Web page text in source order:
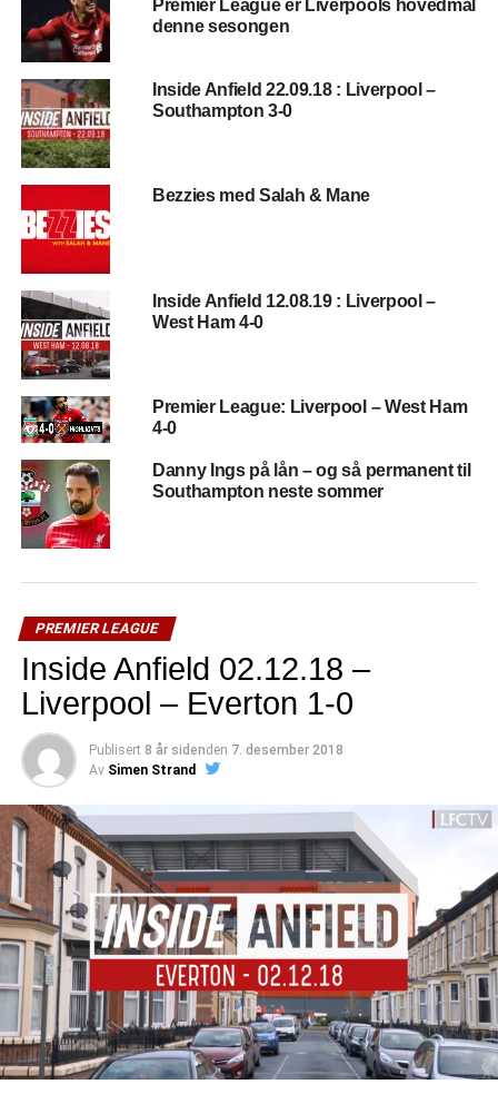
Mohamed Salah fortsetter å score for Egypt
Premier League er Liverpools hovedmål
denne sesongen
Inside Anfield 22.09.18 : Liverpool –
Southampton 3-0
Bezzies med Salah & Mane
Inside Anfield 12.08.19 : Liverpool –
West Ham 4-0
Premier League: Liverpool – West Ham
4-0
Danny Ings på lån – og så permanent til
Southampton neste sommer
PREMIER LEAGUE
Inside Anfield 02.12.18 –
Liverpool – Everton 1-0
Publisert 8 år sidenden 7. desember 2018
Av Simen Strand